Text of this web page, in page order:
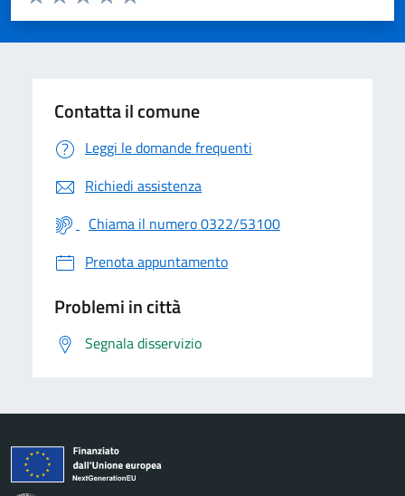
Valuta 5 stelle su 5
Valuta 4 stelle su 5
Valuta 3 stelle su 5
Valuta 2 stelle su 5
Valuta 1 stelle su 5
Contatta il comune
Leggi le domande frequenti
Richiedi assistenza
Chiama il numero 0322/53100
Prenota appuntamento
Problemi in città
Segnala disservizio